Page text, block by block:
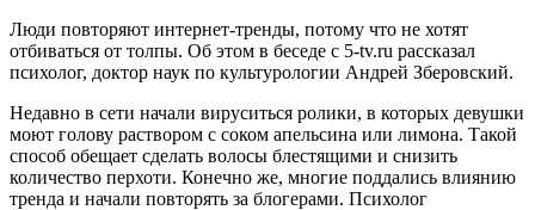
Люди повторяют интернет-тренды, потому что не хотят
отбиваться от толпы. Об этом в беседе с 5-tv.ru рассказал
психолог, доктор наук по культурологии Андрей Зберовский.
Недавно в сети начали вируситься ролики, в которых девушки
моют голову раствором с соком апельсина или лимона. Такой
способ обещает сделать волосы блестящими и снизить
количество перхоти. Конечно же, многие поддались влиянию
тренда и начали повторять за блогерами. Психолог